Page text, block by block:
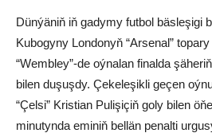
Dünýäniň iň gadymy futbol bäsleşigi
Kubogyny Londonyň “Arsenal”
“Wembley”-de oýnalan finalda
bilen duşuşdy. Çekeleşikli geçen
“Çelsi” Kristian Pulişiçiň goly bilen
minutynda eminiň bellän penalti